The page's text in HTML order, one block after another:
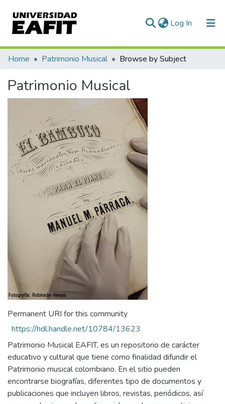
Log In (current)
Communities & Collections
Home Patrimonio Musical Browse by Subject
Patrimonio Musical
Permanent URI for this community
https://hdl.handle.net/10784/13623
Patrimonio Musical EAFIT, es un repositorio de carácter
educativo y cultural que tiene como finalidad difundir el
Patrimonio musical colombiano. En el sitio pueden
encontrarse biografías, diferentes tipo de documentos y
publicaciones que incluyen libros, revistas, periódicos, así